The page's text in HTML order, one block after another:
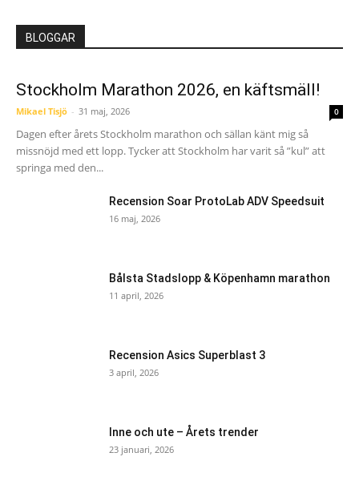
BLOGGAR
Stockholm Marathon 2026, en käftsmäll!
Mikael Tisjö - 31 maj, 2026 0
Dagen efter årets Stockholm marathon och sällan känt mig så
missnöjd med ett lopp. Tycker att Stockholm har varit så ”kul” att
springa med den...
Recension Soar ProtoLab ADV Speedsuit
16 maj, 2026
Bålsta Stadslopp & Köpenhamn marathon
11 april, 2026
Recension Asics Superblast 3
3 april, 2026
Inne och ute – Årets trender
23 januari, 2026